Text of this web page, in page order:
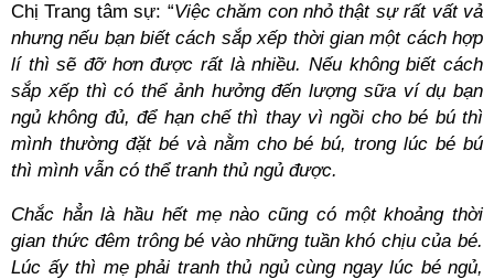
Chị Trang tâm sự: “Việc chăm con nhỏ thật sự rất vất vả
nhưng nếu bạn biết cách sắp xếp thời gian một cách hợp
lí thì sẽ đỡ hơn được rất là nhiều. Nếu không biết cách
sắp xếp thì có thể ảnh hưởng đến lượng sữa ví dụ bạn
ngủ không đủ, để hạn chế thì thay vì ngồi cho bé bú thì
mình thường đặt bé và nằm cho bé bú, trong lúc bé bú
thì mình vẫn có thể tranh thủ ngủ được.
Chắc hẳn là hầu hết mẹ nào cũng có một khoảng thời
gian thức đêm trông bé vào những tuần khó chịu của bé.
Lúc ấy thì mẹ phải tranh thủ ngủ cùng ngay lúc bé ngủ,